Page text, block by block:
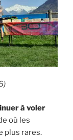
à voler
où les
plus rares.